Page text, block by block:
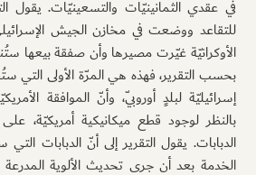
في عقدي الثمانينيّات والتسعينيّات. يقول
للتقاعد ووضعت في مخازن الجيش
الأوكرانيّة غيّرت مصيرها وأن صفقة بيعها
بحسب التقرير، فهذه هي المرّة الأولى التي
إسرائيليّة لبلدٍ أوروبيّ، وأنّ الموافقة
بالنظر لوجود قطع ميكانيكية أمريكيّة،
الدبابات. يقول التقرير إلى أنّ الدبابات